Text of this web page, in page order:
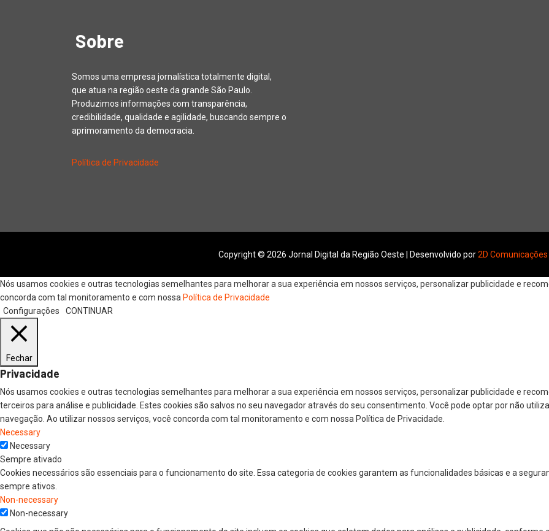
Sobre
Somos uma empresa jornalística totalmente digital,
que atua na região oeste da grande São Paulo.
Produzimos informações com transparência,
credibilidade, qualidade e agilidade, buscando sempre o
aprimoramento da democracia.
Política de Privacidade
Copyright © 2026 Jornal Digital da Região Oeste | Desenvolvido por2D Comunicações
Nós usamos cookies e outras tecnologias semelhantes para melhorar a sua experiência em nossos serviços, personalizar publicidade e
concorda com tal monitoramento e com nossa Política de Privacidade
Configurações
CONTINUAR
Fechar
Privacidade
Nós usamos cookies e outras tecnologias semelhantes para melhorar a sua experiência em nossos serviços, personalizar publicidade e
terceiros para análise e publicidade. Estes cookies são salvos no seu navegador através do seu consentimento. Você pode optar por não
navegação. Ao utilizar nossos serviços, você concorda com tal monitoramento e com nossa Política de Privacidade.
Necessary
Necessary
Sempre ativado
Cookies necessários são essenciais para o funcionamento do site. Essa categoria de cookies garantem as funcionalidades básicas e a
sempre ativos.
Non-necessary
Non-necessary